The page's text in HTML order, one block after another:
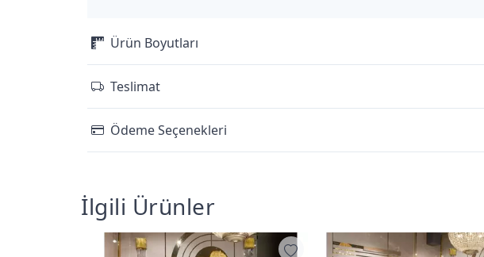
Ürün Boyutları
Teslimat
Ödeme Seçenekleri
İlgili Ürünler